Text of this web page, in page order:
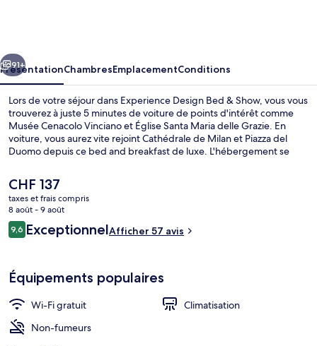
Show
Suivant
91+
PrésentationChambresEmplacementConditions
Lors de votre séjour dans Experience Design Bed & Show, vous vous
trouverez à juste 5 minutes de voiture de points d'intérêt comme
Musée Cenacolo Vinciano et Église Santa Maria delle Grazie. En
voiture, vous aurez vite rejoint Cathédrale de Milan et Piazza del
Duomo depuis ce bed and breakfast de luxe. L'hébergement se
de Porta Genova se trouve à 3 min et Arrêt de tram Porta Genova
M2, à 4 min.
Le
prix
actuel
est
de
CHF 137
taxes et frais compris
8 août - 9 août
Avis
voyageurs
9,69,6 sur 10
ExceptionnelAfficher 57 avis
Équipements populaires
Wi-Fi gratuit
Climatisation
Non-fumeurs